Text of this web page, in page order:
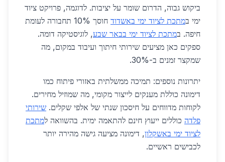
ביקוש גבוה, הדרום שומר על יציבות. לדוגמה, פרויקט ציוד
ימי במתכת לציוד ימי באשדוד
חוסך 10% תחבורה לעומת
חיפה. במתכת לציוד ימי בבאר שבע, לוגיסטיקה דומה.
ספקים כאן מציעים שירותי חיתוך ועיבוד במקום, מה
שמקצר זמנים ב-30%.
יתרונות נוספים: תמיכה ממשלתית באזורי פיתוח כמו
דימונה כוללת מענקים לייצור מקומי, מה שמוזיל מחירים.
לקוחות מדווחים על חיסכון שנתי של אלפי שקלים. שירותי
פלדה כוללים ייעוץ חינם להתאמה ימית. בהשוואה למתכת
לציוד ימי באשקלון, דימונה מציעה גישה מהירה יותר
לכבישים ראשיים.